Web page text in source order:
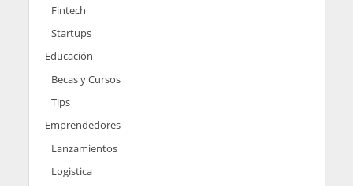
Fintech
Startups
Educación
Becas y Cursos
Tips
Emprendedores
Lanzamientos
Logistica